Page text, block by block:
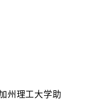
州理工大学助